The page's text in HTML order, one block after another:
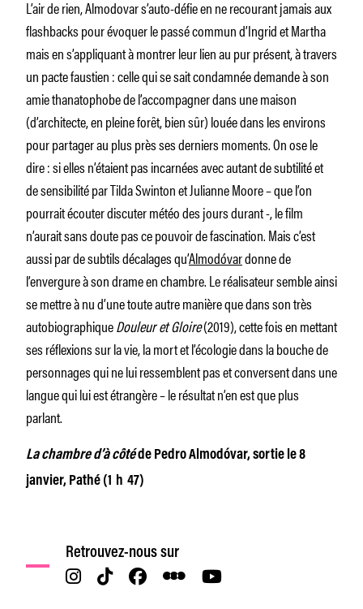
L’air de rien, Almodovar s’auto-défie en ne recourant jamais aux
flashbacks pour évoquer le passé commun d’Ingrid et Martha
mais en s’appliquant à montrer leur lien au pur présent, à travers
un pacte faustien : celle qui se sait condamnée demande à son
amie thanatophobe de l’accompagner dans une maison
(d’architecte, en pleine forêt, bien sûr) louée dans les environs
pour partager au plus près ses derniers moments. On ose le
dire : si elles n’étaient pas incarnées avec autant de subtilité et
de sensibilité par Tilda Swinton et Julianne Moore – que l’on
pourrait écouter discuter météo des jours durant -, le film
n’aurait sans doute pas ce pouvoir de fascination. Mais c’est
aussi par de subtils décalages qu’Almodóvardonne de
l’envergure à son drame en chambre. Le réalisateur semble ainsi
se mettre à nu d’une toute autre manière que dans son très
autobiographiqueDouleur et Gloire(2019), cette fois en mettant
ses réflexions sur la vie, la mort et l’écologie dans la bouche de
personnages qui ne lui ressemblent pas et conversent dans une
langue qui lui est étrangère – le résultat n’en est que plus
parlant.
La chambre d’à côtéde Pedro Almodóvar, sortie le 8
janvier, Pathé (1 h 47)
Retrouvez-nous sur